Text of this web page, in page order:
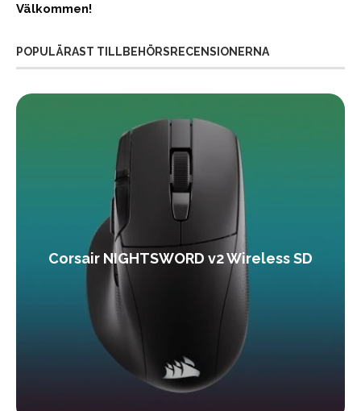
Välkommen!
POPULÄRAST TILLBEHÖRSRECENSIONERNA
Corsair NIGHTSWORD v2 Wireless SD